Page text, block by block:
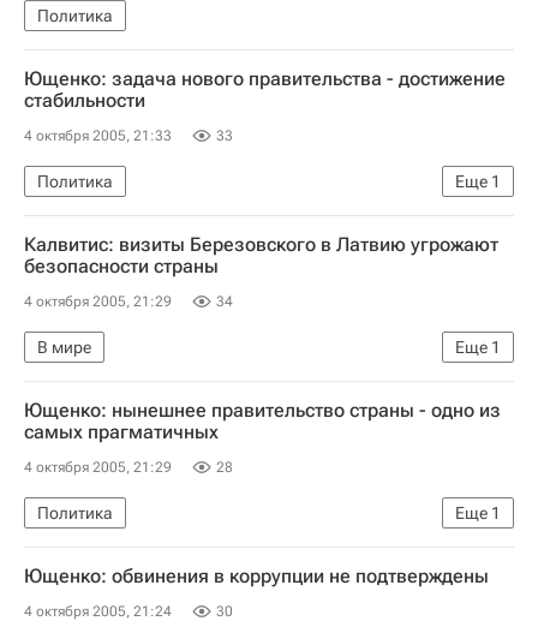
Политика
Ющенко: задача нового правительства - достижение
стабильности
4 октября 2005, 21:33 33
Еще 1
Политика
Формирование нового правительства на Украине
Калвитис: визиты Березовского в Латвию угрожают
безопасности страны
4 октября 2005, 21:29 34
Еще 1
В мире
Березовский в Латвии. Реакция России
Ющенко: нынешнее правительство страны - одно из
самых прагматичных
4 октября 2005, 21:29 28
Еще 1
Политика
Формирование нового правительства на Украине
Ющенко: обвинения в коррупции не подтверждены
4 октября 2005, 21:24 30